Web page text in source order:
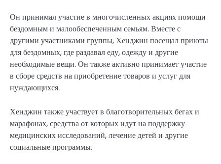
Он принимал участие в многочисленных акциях помощи
бездомным и малообеспеченным семьям. Вместе с
другими участниками группы, Хенджин посещал приюты
для бездомных, где раздавал еду, одежду и другие
необходимые вещи. Он также активно принимает участие
в сборе средств на приобретение товаров и услуг для
нуждающихся.
Хенджин также участвует в благотворительных бегах и
марафонах, средства от которых идут на поддержку
медицинских исследований, лечение детей и другие
социальные программы.